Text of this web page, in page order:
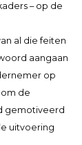
– op de
al die feiten
aangaan
op
de
gemotiveerd
uitvoering